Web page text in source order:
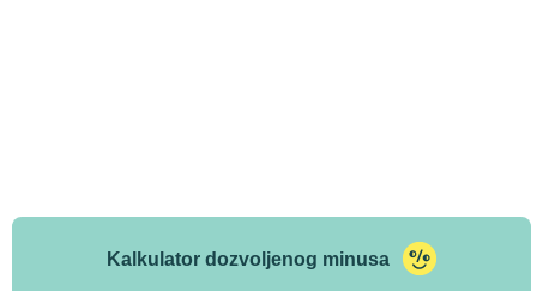
Kalkulator dozvoljenog minusa